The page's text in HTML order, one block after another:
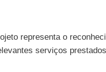
representa o
serviços